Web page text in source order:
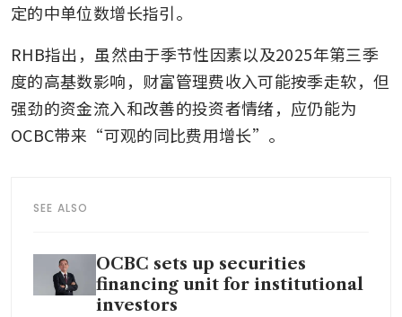
定的中单位数增长指引。
RHB指出，虽然由于季节性因素以及2025年第三季
度的高基数影响，财富管理费收入可能按季走软，但
强劲的资金流入和改善的投资者情绪，应仍能为
OCBC带来“可观的同比费用增长”。
SEE ALSO
OCBC sets up securities
financing unit for institutional
investors